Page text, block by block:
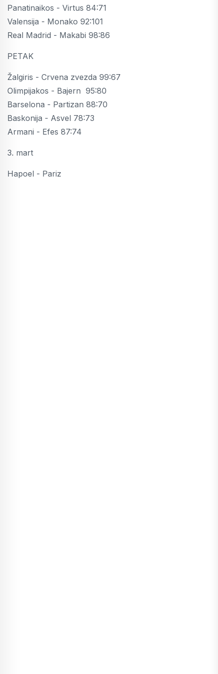
Panatinaikos - Virtus 84:71
Valensija - Monako 92:101
Real Madrid - Makabi 98:86
PETAK
Žalgiris - Crvena zvezda 99:67
Olimpijakos - Bajern 95:80
Barselona - Partizan 88:70
Baskonija - Asvel 78:73
Armani - Efes 87:74
3. mart
Hapoel - Pariz